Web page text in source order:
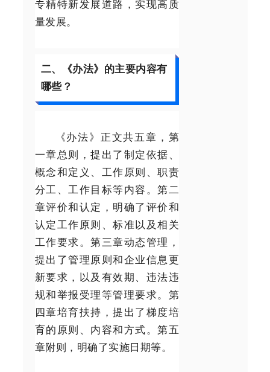
专精特新发展道路，实现高质
量发展。
二、《办法》的主要内容有
哪些？
《办法》正文共五章，第
一章总则，提出了制定依据、
概念和定义、工作原则、职责
分工、工作目标等内容。第二
章评价和认定，明确了评价和
认定工作原则、标准以及相关
工作要求。第三章动态管理，
提出了管理原则和企业信息更
新要求，以及有效期、违法违
规和举报受理等管理要求。第
四章培育扶持，提出了梯度培
育的原则、内容和方式。第五
章附则，明确了实施日期等。